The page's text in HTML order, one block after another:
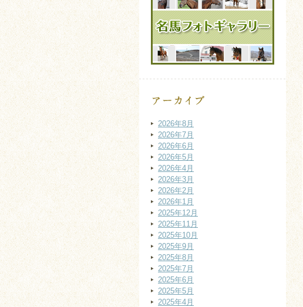
2026年8月
2026年7月
2026年6月
2026年5月
2026年4月
2026年3月
2026年2月
2026年1月
2025年12月
2025年11月
2025年10月
2025年9月
2025年8月
2025年7月
2025年6月
2025年5月
2025年4月